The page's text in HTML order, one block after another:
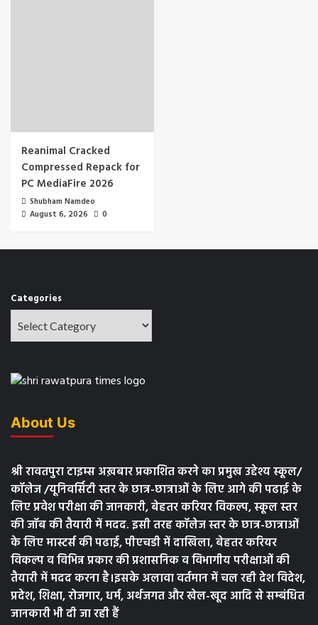
Reanimal Cracked
Compressed Repack for
PC MediaFire 2026
Shubham Namdeo
August 6, 2026
0
Categories
About Us
श्री रावतपुरा टाइम्स अख़बार प्रकाशित करने का प्रमुख उद्देश्य स्कूल/
कॉलेज /यूनिवर्सिटी स्तर के छात्र-छात्राओं के लिए आगे की पढाई के
लिए प्रवेश परीक्षा की जानकारी, बेहतर करियर विकल्प, स्कूल स्तर
की जॉब की तैयारी में मदद. इसी तरह कॉलेज स्तर के छात्र-छात्राओं
के लिए मास्टर्स की पढाई, पीएचडी में दाखिला, बेहतर करियर
विकल्प व विभिन्न प्रकार की प्रशासनिक व विभागीय परीक्षाओं की
तैयारी में मदद करना है।इसके अलावा वर्तमान में चल रही देश विदेश,
प्रदेश, शिक्षा, रोजगार, धर्म, अर्थजगत और खेल-खूद आदि से सम्बंधित
जानकारी भी दी जा रही हैं